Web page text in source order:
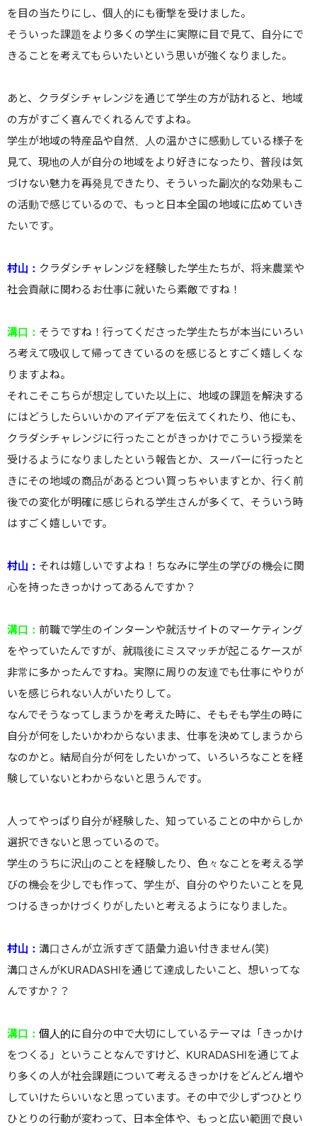
を目の当たりにし、個人的にも衝撃を受けました。
そういった課題をより多くの学生に実際に目で見て、自分にで
きることを考えてもらいたいという思いが強くなりました。
あと、クラダシチャレンジを通じて学生の方が訪れると、地域
の方がすごく喜んでくれるんですよね。
学生が地域の特産品や自然、人の温かさに感動している様子を
見て、現地の人が自分の地域をより好きになったり、普段は気
づけない魅力を再発見できたり、そういった副次的な効果もこ
の活動で感じているので、もっと日本全国の地域に広めていき
たいです。
村山： クラダシチャレンジを経験した学生たちが、将来農業や
社会貢献に関わるお仕事に就いたら素敵ですね！
溝口： そうですね！行ってくださった学生たちが本当にいろい
ろ考えて吸収して帰ってきているのを感じるとすごく嬉しくな
りますよね。
それこそこちらが想定していた以上に、地域の課題を解決する
にはどうしたらいいかのアイデアを伝えてくれたり、他にも、
クラダシチャレンジに行ったことがきっかけでこういう授業を
受けるようになりましたという報告とか、スーパーに行ったと
きにその地域の商品があるとつい買っちゃいますとか、行く前
後での変化が明確に感じられる学生さんが多くて、そういう時
はすごく嬉しいです。
村山： それは嬉しいですよね！ちなみに学生の学びの機会に関
心を持ったきっかけってあるんですか？
溝口： 前職で学生のインターンや就活サイトのマーケティング
をやっていたんですが、就職後にミスマッチが起こるケースが
非常に多かったんですね。実際に周りの友達でも仕事にやりが
いを感じられない人がいたりして。
なんでそうなってしまうかを考えた時に、そもそも学生の時に
自分が何をしたいかわからないまま、仕事を決めてしまうから
なのかと。結局自分が何をしたいかって、いろいろなことを経
験していないとわからないと思うんです。
人ってやっぱり自分が経験した、知っていることの中からしか
選択できないと思っているので。
学生のうちに沢山のことを経験したり、色々なことを考える学
びの機会を少しでも作って、学生が、自分のやりたいことを見
つけるきっかけづくりがしたいと考えるようになりました。
村山： 溝口さんが立派すぎて語彙力追い付きません(笑)
溝口さんがKURADASHIを通じて達成したいこと、想いってな
んですか？？
溝口： 個人的に自分の中で大切にしているテーマは「きっかけ
をつくる」ということなんですけど、KURADASHIを通じてよ
り多くの人が社会課題について考えるきっかけをどんどん増や
していけたらいいなと思っています。その中で少しずつひとり
ひとりの行動が変わって、日本全体や、もっと広い範囲で良い